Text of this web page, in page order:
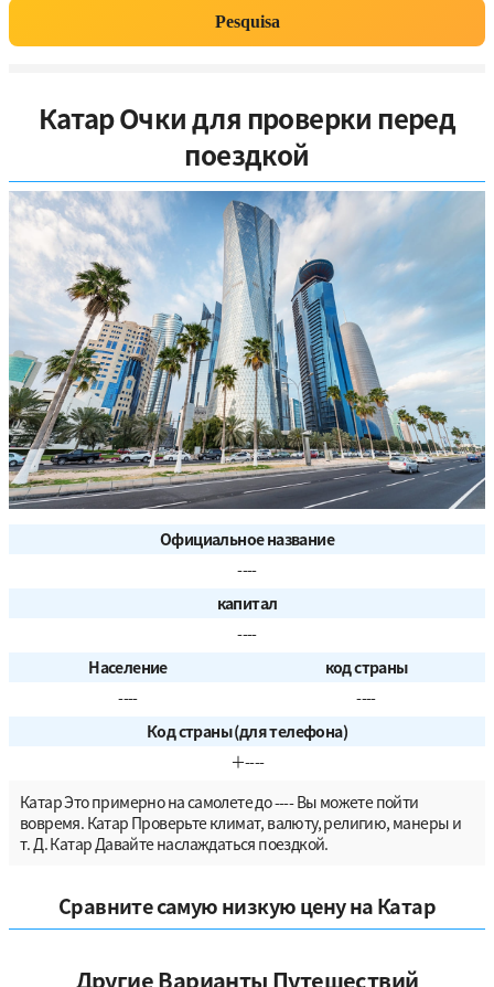
Pesquisa
Катар Очки для проверки перед
поездкой
Официальное название
----
капитал
----
Население
код страны
----
----
Код страны (для телефона)
＋----
Катар Это примерно на самолете до ---- Вы можете пойти
вовремя. Катар Проверьте климат, валюту, религию, манеры и
т. Д. Катар Давайте наслаждаться поездкой.
Сравните самую низкую цену на Катар
Другие Варианты Путешествий